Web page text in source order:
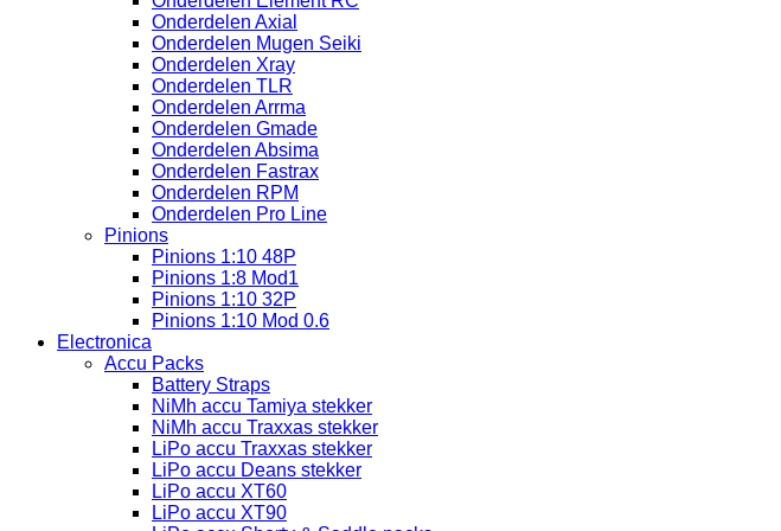
Onderdelen Axial
Onderdelen Mugen Seiki
Onderdelen Xray
Onderdelen TLR
Onderdelen Arrma
Onderdelen Gmade
Onderdelen Absima
Onderdelen Fastrax
Onderdelen RPM
Onderdelen Pro Line
Pinions
Pinions 1:10 48P
Pinions 1:8 Mod1
Pinions 1:10 32P
Pinions 1:10 Mod 0.6
Electronica
Accu Packs
Battery Straps
NiMh accu Tamiya stekker
NiMh accu Traxxas stekker
LiPo accu Traxxas stekker
LiPo accu Deans stekker
LiPo accu XT60
LiPo accu XT90